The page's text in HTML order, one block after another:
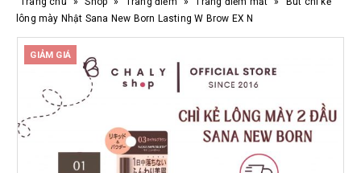
lông mày Nhật Sana New Born Lasting W Brow EX N
GIẢM GIÁ